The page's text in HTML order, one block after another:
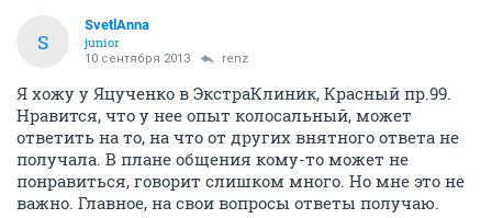
S
SvetlAnna
junior
10 сентября 2013 renz
Я хожу у Яцученко в ЭкстраКлиник, Красный пр.99.
Нравится, что у нее опыт колосальный, может
ответить на то, на что от других внятного ответа не
получала. В плане общения кому-то может не
понравиться, говорит слишком много. Но мне это не
важно. Главное, на свои вопросы ответы получаю.